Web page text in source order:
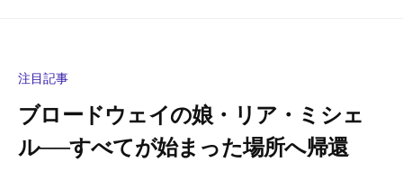
注目記事
ブロードウェイの娘・リア・ミシェ
ル──すべてが始まった場所へ帰還